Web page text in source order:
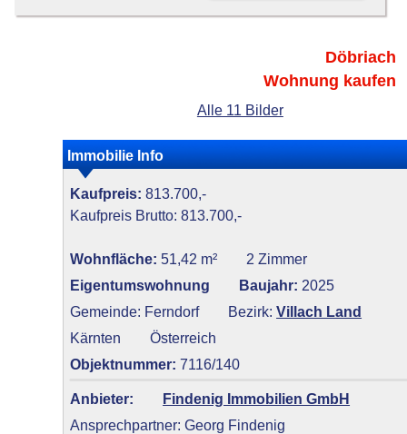
Döbriach
Wohnung kaufen
Alle 11 Bilder
Immobilie Info
Kaufpreis: 813.700,-
Kaufpreis Brutto: 813.700,-
Wohnfläche: 51,42 m²
2 Zimmer
Eigentumswohnung
Baujahr: 2025
Gemeinde: Ferndorf
Bezirk:Villach Land
Kärnten
Österreich
Objektnummer: 7116/140
Anbieter:
Findenig Immobilien GmbH
Ansprechpartner: Georg Findenig